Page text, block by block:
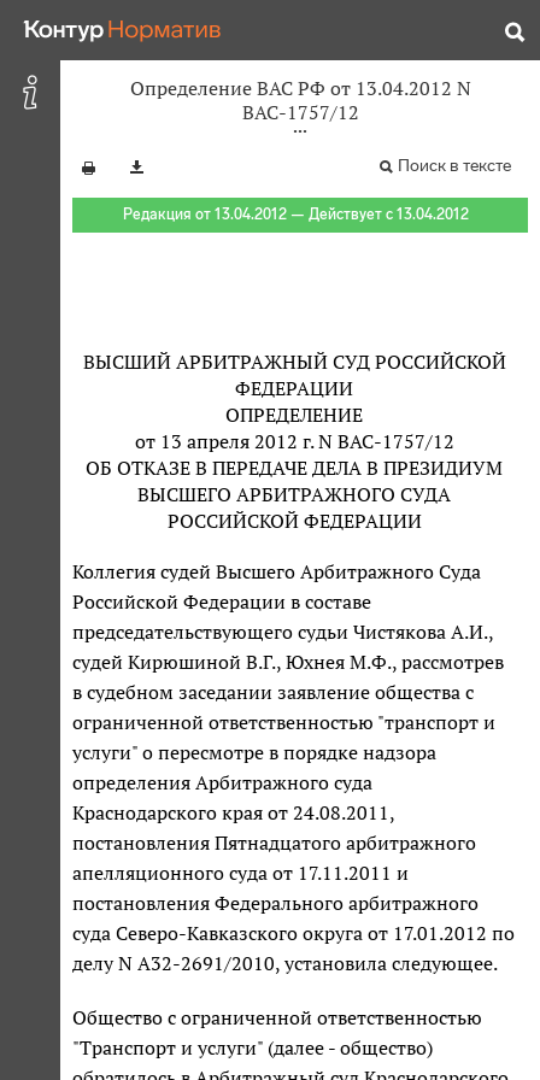
Определение ВАС РФ от 13.04.2012 N
ВАС-1757/12
Поиск в тексте
Редакция от 13.04.2012 — Действует с 13.04.2012
ВЫСШИЙ АРБИТРАЖНЫЙ СУД РОССИЙСКОЙ
ФЕДЕРАЦИИ
ОПРЕДЕЛЕНИЕ
от 13 апреля 2012 г. N ВАС-1757/12
ОБ ОТКАЗЕ В ПЕРЕДАЧЕ ДЕЛА В ПРЕЗИДИУМ
ВЫСШЕГО АРБИТРАЖНОГО СУДА
РОССИЙСКОЙ ФЕДЕРАЦИИ
Коллегия судей Высшего Арбитражного Суда
Российской Федерации в составе
председательствующего судьи Чистякова А.И.,
судей Кирюшиной В.Г., Юхнея М.Ф., рассмотрев
в судебном заседании заявление общества с
ограниченной ответственностью "транспорт и
услуги" о пересмотре в порядке надзора
определения Арбитражного суда
Краснодарского края от 24.08.2011,
постановления Пятнадцатого арбитражного
апелляционного суда от 17.11.2011 и
постановления Федерального арбитражного
суда Северо-Кавказского округа от 17.01.2012 по
делу N А32-2691/2010, установила следующее.
Общество с ограниченной ответственностью
"Транспорт и услуги" (далее - общество)